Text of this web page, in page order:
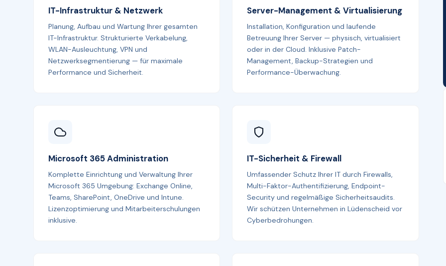
IT-Infrastruktur & Netzwerk
Planung, Aufbau und Wartung Ihrer gesamten
IT-Infrastruktur. Strukturierte Verkabelung,
WLAN-Ausleuchtung, VPN und
Netzwerksegmentierung — für maximale
Performance und Sicherheit.
Server-Management & Virtualisierung
Installation, Konfiguration und laufende
Betreuung Ihrer Server — physisch, virtualisiert
oder in der Cloud. Inklusive Patch-
Management, Backup-Strategien und
Performance-Überwachung.
Microsoft 365 Administration
Komplette Einrichtung und Verwaltung Ihrer
Microsoft 365 Umgebung: Exchange Online,
Teams, SharePoint, OneDrive und Intune.
Lizenzoptimierung und Mitarbeiterschulungen
inklusive.
IT-Sicherheit & Firewall
Umfassender Schutz Ihrer IT durch Firewalls,
Multi-Faktor-Authentifizierung, Endpoint-
Security und regelmäßige Sicherheitsaudits.
Wir schützen Unternehmen in Lüdenscheid vor
Cyberbedrohungen.